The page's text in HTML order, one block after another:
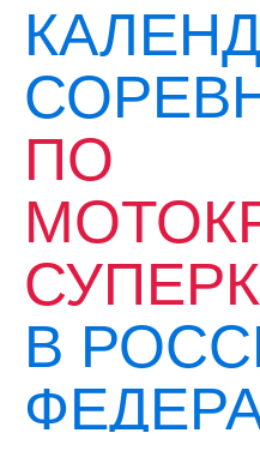
ПО
В